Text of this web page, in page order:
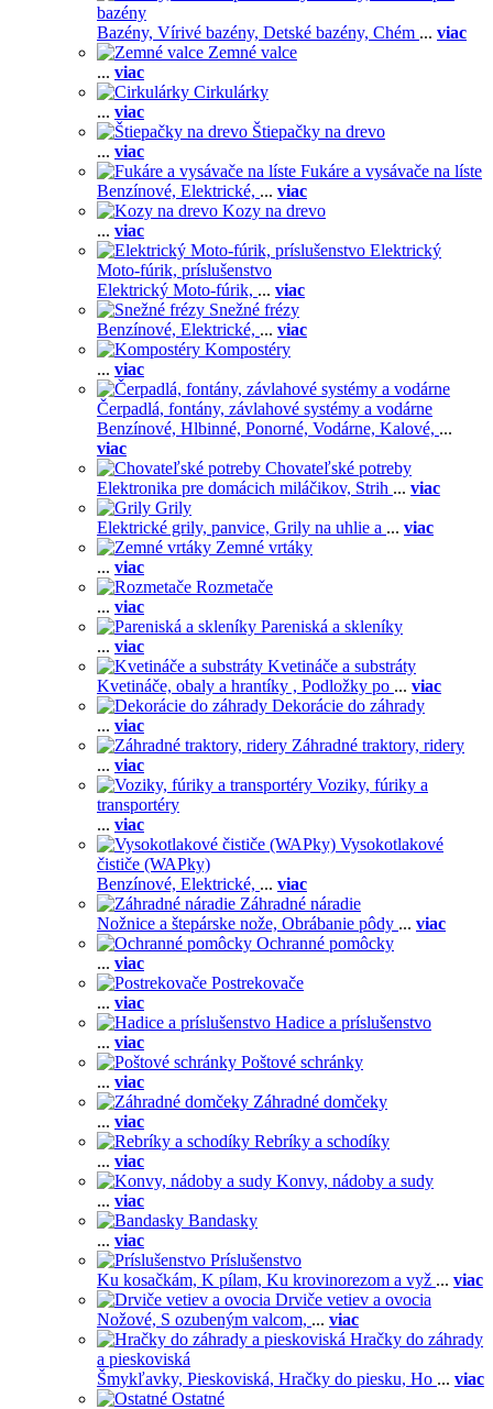
bazény
Bazény, Vírivé bazény, Detské bazény, Chém ... viac
Zemné valce
... viac
Cirkulárky
... viac
Štiepačky na drevo
... viac
Fukáre a vysávače na líste
Benzínové, Elektrické, ... viac
Kozy na drevo
... viac
Elektrický
Moto-fúrik, príslušenstvo
Elektrický Moto-fúrik, ... viac
Snežné frézy
Benzínové, Elektrické, ... viac
Kompostéry
... viac
Čerpadlá, fontány, závlahové systémy a vodárne
Benzínové, Hlbinné, Ponorné, Vodárne, Kalové, ...
viac
Chovateľské potreby
Elektronika pre domácich miláčikov, Strih ... viac
Grily
Elektrické grily, panvice, Grily na uhlie a ... viac
Zemné vrtáky
... viac
Rozmetače
... viac
Pareniská a skleníky
... viac
Kvetináče a substráty
Kvetináče, obaly a hrantíky , Podložky po ... viac
Dekorácie do záhrady
... viac
Záhradné traktory, ridery
... viac
Voziky, fúriky a
transportéry
... viac
Vysokotlakové
čističe (WAPky)
Benzínové, Elektrické, ... viac
Záhradné náradie
Nožnice a štepárske nože, Obrábanie pôdy ... viac
Ochranné pomôcky
... viac
Postrekovače
... viac
Hadice a príslušenstvo
... viac
Poštové schránky
... viac
Záhradné domčeky
... viac
Rebríky a schodíky
... viac
Konvy, nádoby a sudy
... viac
Bandasky
... viac
Príslušenstvo
Ku kosačkám, K pílam, Ku krovinorezom a vyž ... viac
Drviče vetiev a ovocia
Nožové, S ozubeným valcom, ... viac
Hračky do záhrady
a pieskoviská
Šmykľavky, Pieskoviská, Hračky do piesku, Ho ... viac
Ostatné